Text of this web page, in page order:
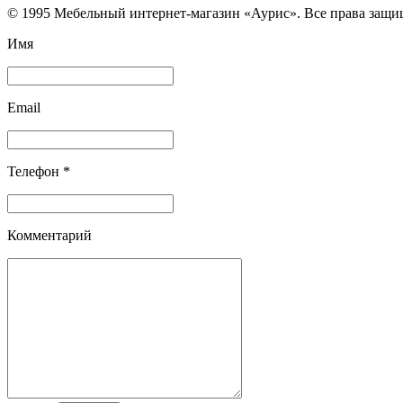
© 1995 Мебельный интернет-магазин «Аурис». Все права
Имя
Email
Телефон *
Комментарий